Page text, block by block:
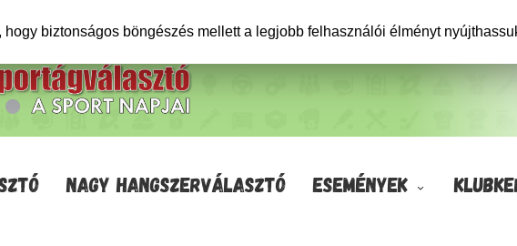
NAGY HANGSZERVÁLASZTÓ ESEMÉNYEK
biztonságos böngészés mellett a legjobb felhasználói élményt